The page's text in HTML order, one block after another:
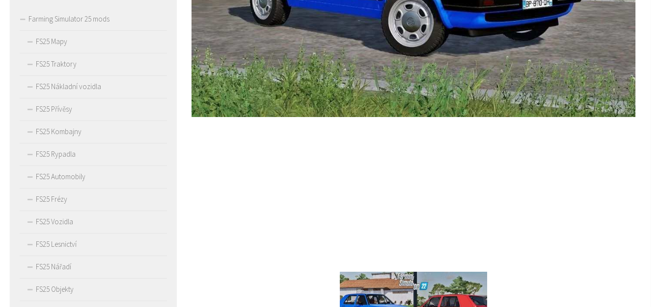
Farming Simulator 25 mods
FS25 Mapy
FS25 Traktory
FS25 Nákladní vozidla
FS25 Přívěsy
FS25 Kombajny
FS25 Rypadla
FS25 Automobily
FS25 Frézy
FS25 Vozidla
FS25 Lesnictví
FS25 Nářadí
FS25 Objekty